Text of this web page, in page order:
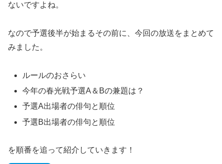
ないですよね。
なので予選後半が始まるその前に、今回の放送をまとめて
みました。
ルールのおさらい
今年の春光戦予選A＆Bの兼題は？
予選A出場者の俳句と順位
予選B出場者の俳句と順位
を順番を追って紹介していきます！